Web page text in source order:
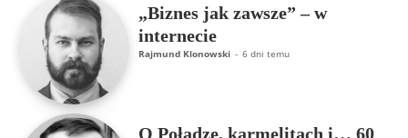
„Biznes jak zawsze” – w
internecie
Rajmund Klonowski - 6 dni temu
O Połądze, karmelitach i… 60